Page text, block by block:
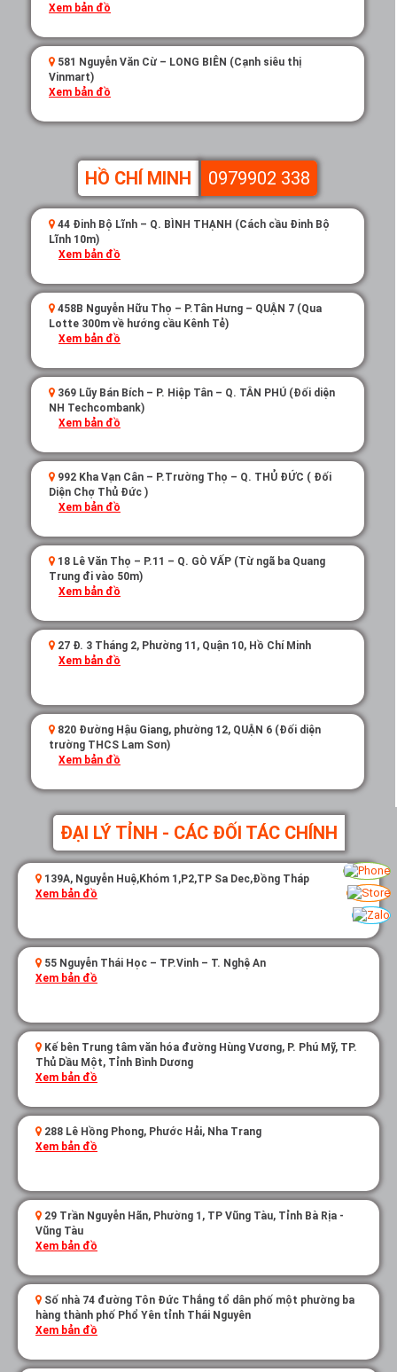
Xem bản đồ
581 Nguyễn Văn Cừ – LONG BIÊN (Cạnh siêu thị
Vinmart)
Xem bản đồ
HỒ CHÍ MINH 0979902 338
44 Đinh Bộ Lĩnh – Q. BÌNH THẠNH (Cách cầu Đinh Bộ
Lĩnh 10m)
Xem bản đồ
458B Nguyễn Hữu Thọ – P.Tân Hưng – QUẬN 7 (Qua
Lotte 300m về hướng cầu Kênh Tẻ)
Xem bản đồ
369 Lũy Bán Bích – P. Hiệp Tân – Q. TÂN PHÚ (Đối diện
NH Techcombank)
Xem bản đồ
992 Kha Vạn Cân – P.Trường Thọ – Q. THỦ ĐỨC ( Đối
Diện Chợ Thủ Đức )
Xem bản đồ
18 Lê Văn Thọ – P.11 – Q. GÒ VẤP (Từ ngã ba Quang
Trung đi vào 50m)
Xem bản đồ
27 Đ. 3 Tháng 2, Phường 11, Quận 10, Hồ Chí Minh
Xem bản đồ
820 Đường Hậu Giang, phường 12, QUẬN 6 (Đối diện
trường THCS Lam Sơn)
Xem bản đồ
ĐẠI LÝ TỈNH - CÁC ĐỐI TÁC CHÍNH
139A, Nguyễn Huệ,Khóm 1,P2,TP Sa Dec,Đồng Tháp
Xem bản đồ
55 Nguyễn Thái Học – TP.Vinh – T. Nghệ An
Xem bản đồ
Kế bên Trung tâm văn hóa đường Hùng Vương, P. Phú Mỹ, TP.
Thủ Dầu Một, Tỉnh Bình Dương
Xem bản đồ
288 Lê Hồng Phong, Phước Hải, Nha Trang
Xem bản đồ
29 Trần Nguyễn Hãn, Phường 1, TP Vũng Tàu, Tỉnh Bà Rịa -
Vũng Tàu
Xem bản đồ
Số nhà 74 đường Tôn Đức Thắng tổ dân phố một phường ba
hàng thành phố Phổ Yên tỉnh Thái Nguyên
Xem bản đồ